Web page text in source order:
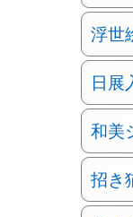
浮世
日展
和美
招き